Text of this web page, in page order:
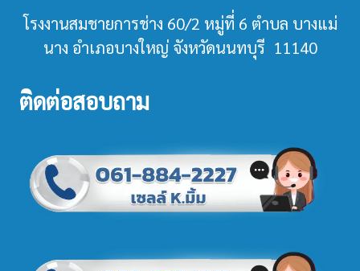
โรงงานสมชายการช่าง 60/2 หมู่ที่ 6 ตำบล บางแม่
นาง อำเภอบางใหญ่ จังหวัดนนทบุรี 11140
ติดต่อสอบถาม